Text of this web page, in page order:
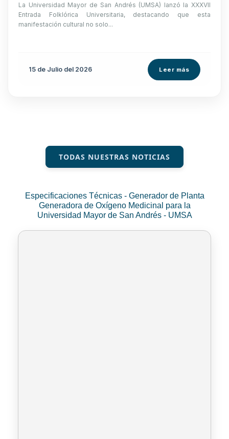
La Universidad Mayor de San Andrés (UMSA) lanzó la XXXVII
Entrada Folklórica Universitaria, destacando que esta
manifestación cultural no solo...
15 de Julio del 2026 Leer más
TODAS NUESTRAS NOTICIAS
Especificaciones Técnicas - Generador de Planta
Generadora de Oxígeno Medicinal para la
Universidad Mayor de San Andrés - UMSA